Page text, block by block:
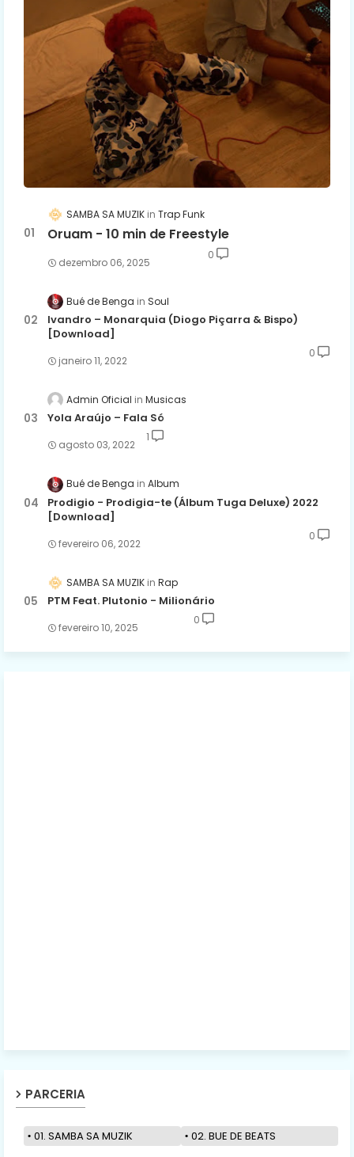
SAMBA SA MUZIK Trap Funk
Oruam - 10 min de Freestyle
dezembro 06, 2025
0
Bué de Benga Soul
Ivandro – Monarquia (Diogo Piçarra & Bispo)
[Download]
janeiro 11, 2022
0
Admin Oficial Musicas
Yola Araújo – Fala Só
agosto 03, 2022
1
Bué de Benga Album
Prodigio - Prodigia-te (Álbum Tuga Deluxe) 2022
[Download]
fevereiro 06, 2022
0
SAMBA SA MUZIK Rap
PTM Feat. Plutonio - Milionário
fevereiro 10, 2025
0
PARCERIA
01. SAMBA SA MUZIK 02. BUE DE BEATS